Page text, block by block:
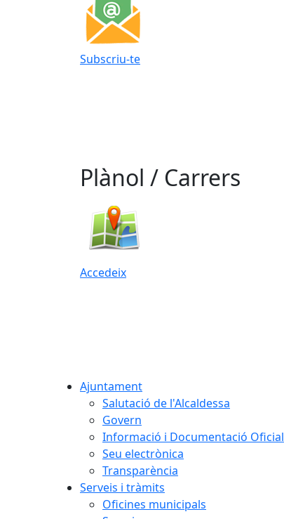
Subscriu-te
Plànol / Carrers
Accedeix
Ajuntament
Salutació de l'Alcaldessa
Govern
Informació i Documentació Oficial
Seu electrònica
Transparència
Serveis i tràmits
Oficines municipals